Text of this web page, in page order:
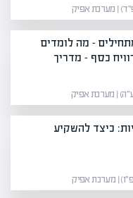
– מה לומדים
כסף – מדריך
כיצד להשקיע